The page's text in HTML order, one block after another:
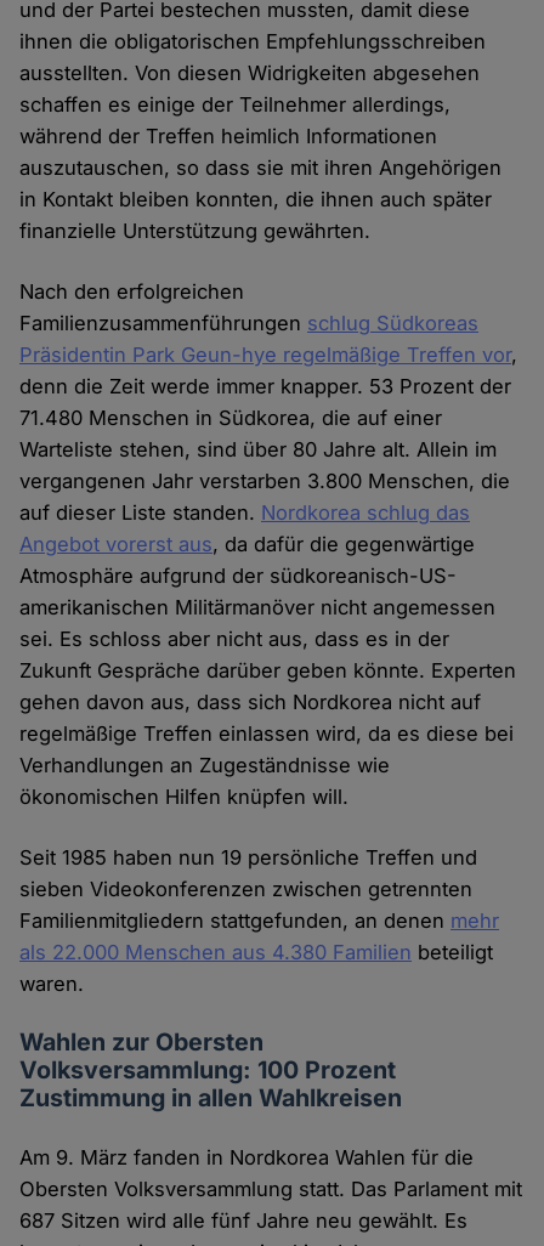
und der Partei bestechen mussten, damit diese
ihnen die obligatorischen Empfehlungsschreiben
ausstellten. Von diesen Widrigkeiten abgesehen
schaffen es einige der Teilnehmer allerdings,
während der Treffen heimlich Informationen
auszutauschen, so dass sie mit ihren Angehörigen
in Kontakt bleiben konnten, die ihnen auch später
finanzielle Unterstützung gewährten.
Nach den erfolgreichen
Familienzusammenführungen schlug Südkoreas
Präsidentin Park Geun-hye regelmäßige Treffen vor,
denn die Zeit werde immer knapper. 53 Prozent der
71.480 Menschen in Südkorea, die auf einer
Warteliste stehen, sind über 80 Jahre alt. Allein im
vergangenen Jahr verstarben 3.800 Menschen, die
auf dieser Liste standen. Nordkorea schlug das
Angebot vorerst aus, da dafür die gegenwärtige
Atmosphäre aufgrund der südkoreanisch-US-
amerikanischen Militärmanöver nicht angemessen
sei. Es schloss aber nicht aus, dass es in der
Zukunft Gespräche darüber geben könnte. Experten
gehen davon aus, dass sich Nordkorea nicht auf
regelmäßige Treffen einlassen wird, da es diese bei
Verhandlungen an Zugeständnisse wie
ökonomischen Hilfen knüpfen will.
Seit 1985 haben nun 19 persönliche Treffen und
sieben Videokonferenzen zwischen getrennten
Familienmitgliedern stattgefunden, an denen mehr
als 22.000 Menschen aus 4.380 Familien beteiligt
waren.
Wahlen zur Obersten
Volksversammlung: 100 Prozent
Zustimmung in allen Wahlkreisen
Am 9. März fanden in Nordkorea Wahlen für die
Obersten Volksversammlung statt. Das Parlament mit
687 Sitzen wird alle fünf Jahre neu gewählt. Es